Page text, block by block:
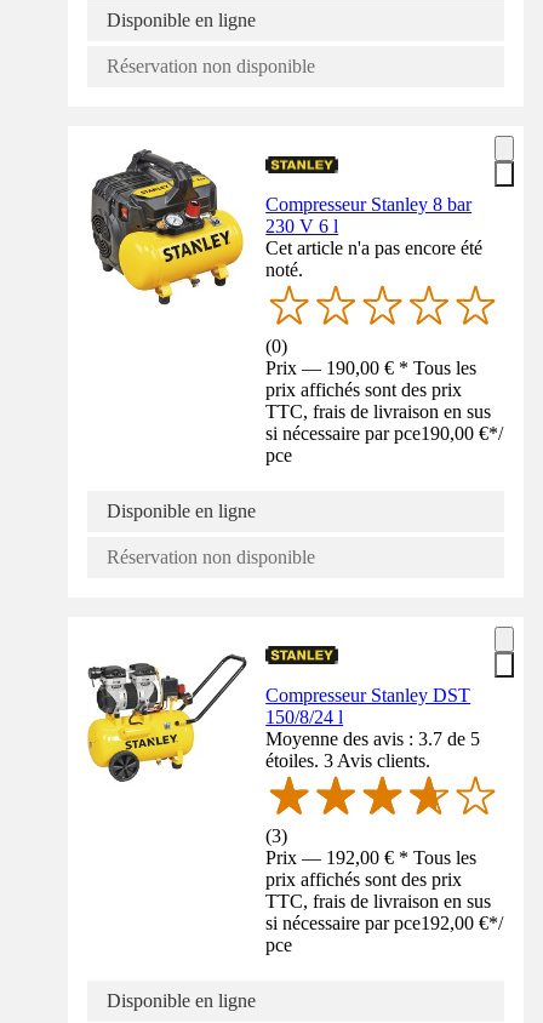
Disponible en ligne
Réservation non disponible
Compresseur Stanley 8 bar
230 V 6 l
Cet article n'a pas encore été
noté.
(0)
Prix — 190,00 € * Tous les
prix affichés sont des prix
TTC, frais de livraison en sus
si nécessaire par pce190,00 €*/
pce
Disponible en ligne
Réservation non disponible
Compresseur Stanley DST
150/8/24 l
Moyenne des avis : 3.7 de 5
étoiles. 3 Avis clients.
(3)
Prix — 192,00 € * Tous les
prix affichés sont des prix
TTC, frais de livraison en sus
si nécessaire par pce192,00 €*/
pce
Disponible en ligne